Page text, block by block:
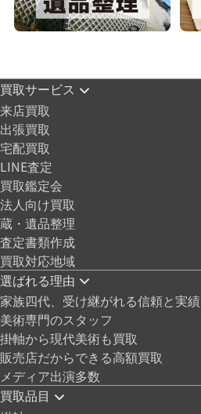
買取サービス
来店買取
出張買取
宅配買取
LINE査定
買取鑑定会
法人向け買取
蔵・遺品整理
査定書類作成
買取対応地域
選ばれる理由
家族四代、受け継がれる信頼と実績
美術専門のスタッフ
掛軸から現代美術も買取
販売店だからできる高額買取
メディア出演多数
買取品目